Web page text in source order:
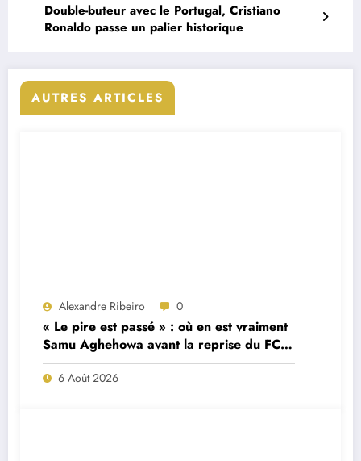
Double-buteur avec le Portugal, Cristiano
Ronaldo passe un palier historique
AUTRES ARTICLES
Alexandre Ribeiro 0
« Le pire est passé » : où en est vraiment
Samu Aghehowa avant la reprise du FC
Porto ?
6 Août 2026